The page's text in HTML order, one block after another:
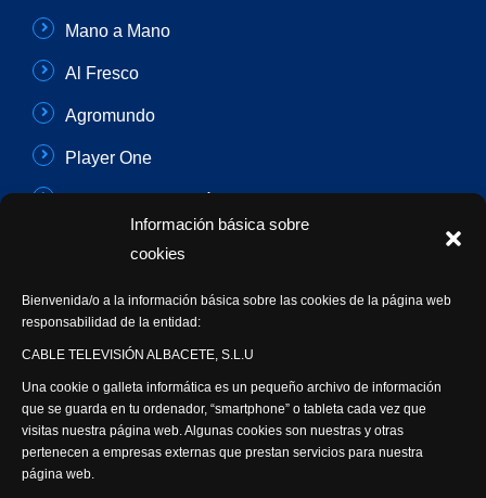
Información básica sobre
cookies
Bienvenida/o a la información básica sobre las cookies de la página web
responsabilidad de la entidad:
CABLE TELEVISIÓN ALBACETE, S.L.U
Una cookie o galleta informática es un pequeño archivo de información
que se guarda en tu ordenador, “smartphone” o tableta cada vez que
visitas nuestra página web. Algunas cookies son nuestras y otras
pertenecen a empresas externas que prestan servicios para nuestra
página web.
Mano a Mano
Al Fresco
Agromundo
Player One
Síguenos